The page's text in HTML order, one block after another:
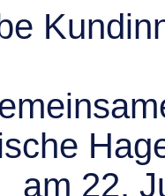
am 22.